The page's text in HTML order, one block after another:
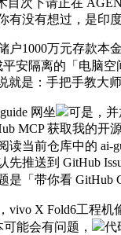
下请正在
有没有想过，是印
万元存款本金
安隔离的「电脑
是：手把手教大师
网坐
可是，
MCP 获取我的
读当前仓库中的 ai-
推送到 GitHub
是「带你看 GitHub
vivo X Fold6工程机
能会有问题，
代